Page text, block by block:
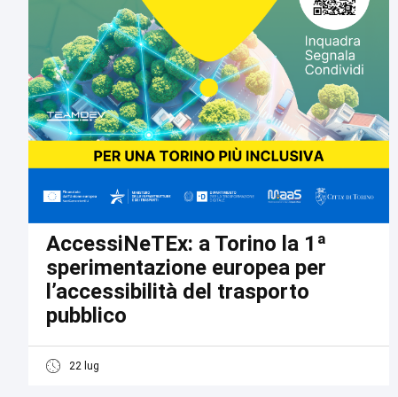
AccessiNeTEx: a Torino la 1ª
sperimentazione europea per
l’accessibilità del trasporto
pubblico
22 lug